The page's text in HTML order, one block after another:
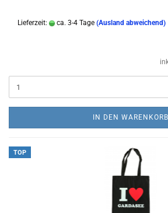
Lieferzeit: ca. 3-4 Tage (Ausland abweichend)
IN DEN WARENKORB
TOP